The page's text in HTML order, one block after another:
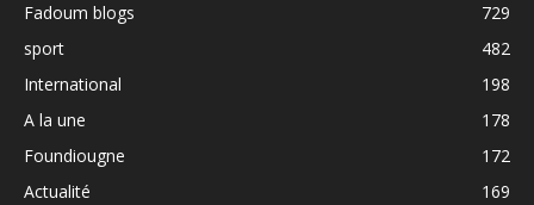
Fadoum blogs
729
sport
482
International
198
A la une
178
Foundiougne
172
Actualité
169